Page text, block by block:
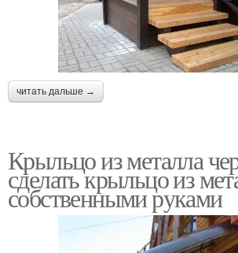
читать дальше →
Крыльцо из металла
сделать крыльцо из
собственными руками